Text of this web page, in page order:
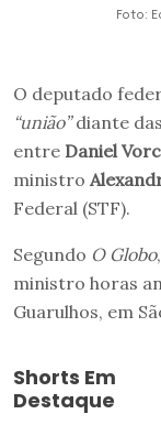
Foto:
O deputado
“união”diante das
entre Daniel
ministro
Federal (STF).
Segundo O Globo
ministro horas
Guarulhos, em
Shorts Em
Destaque